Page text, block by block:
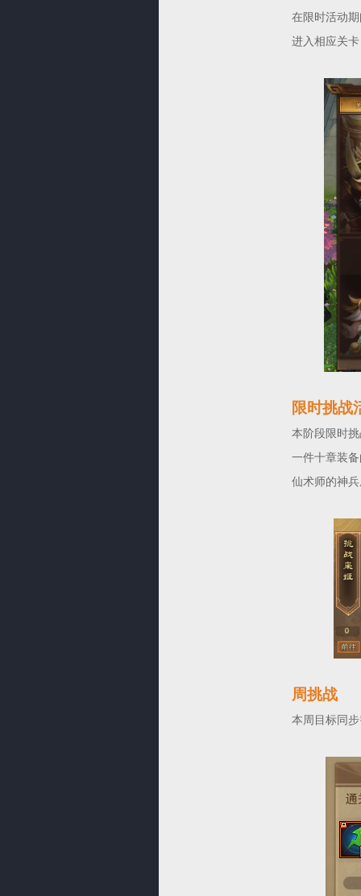
在限时活动
进入相应关
限时挑战
本阶段限时
一件十章装
仙术师的神
周挑战
本周目标同